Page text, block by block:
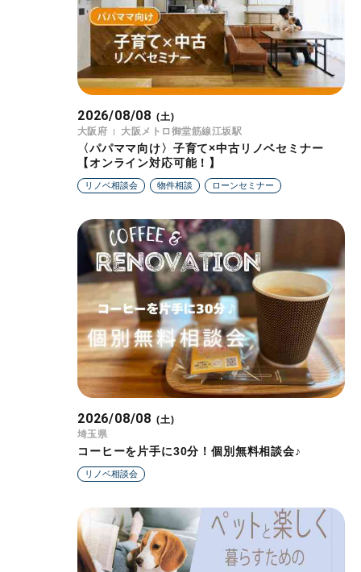
2026/08/08 (土)
大阪府
大阪メトロ御堂筋線江坂駅
〈パパママ向け〉子育て×中古リノベセミナー
【オンライン対応可能！】
リノベ相談会 物件相談 ローンセミナー
2026/08/08 (土)
埼玉県
コーヒーを片手に30分！個別無料相談会♪
リノベ相談会